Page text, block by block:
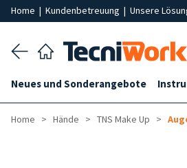
Home | Kundenbetreuung | Unsere
Neues und Sonderangebote
Home Hände TNS Make Up